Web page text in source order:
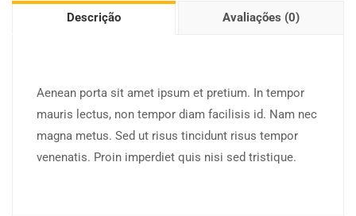
Descrição Avaliações (0)
Aenean porta sit amet ipsum et pretium. In tempor
mauris lectus, non tempor diam facilisis id. Nam nec
magna metus. Sed ut risus tincidunt risus tempor
venenatis. Proin imperdiet quis nisi sed tristique.